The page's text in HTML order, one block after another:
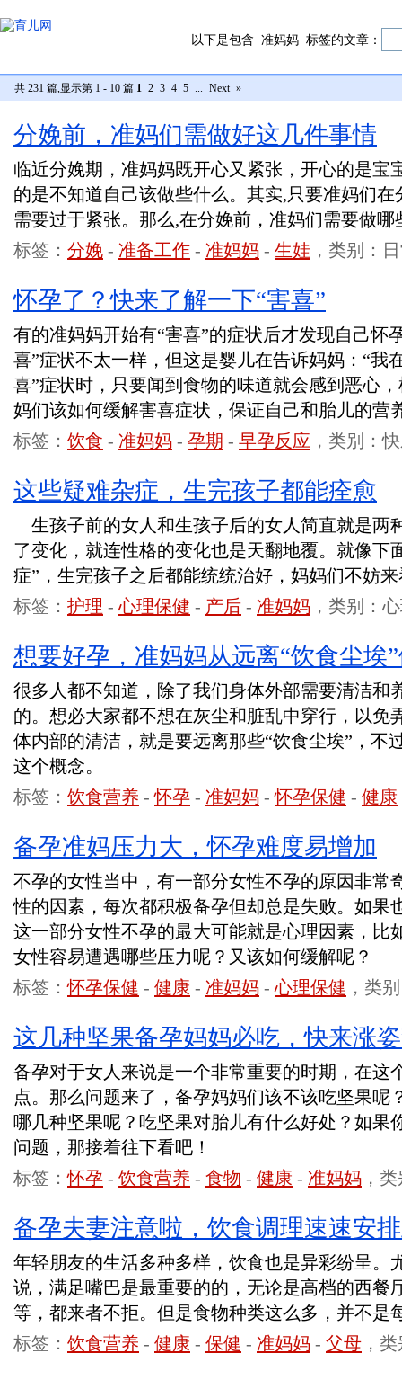
以下是包含 准妈妈 标签的文章：
共 231 篇,显示第 1 - 10 篇 1 2 3 4 5 ... Next »
分娩前，准妈们需做好这几件事情
临近分娩期，准妈妈既开心又紧张，开心的是宝
的是不知道自己该做些什么。其实,只要准妈们
需要过于紧张。那么,在分娩前，准妈们需要做
标签： 分娩 - 准备工作 - 准妈妈 - 生娃 ，类别：
怀孕了？快来了解一下“害喜”
有的准妈妈开始有“害喜”的症状后才发现自己怀
喜”症状不太一样，但这是婴儿在告诉妈妈：“我
喜”症状时，只要闻到食物的味道就会感到恶心
妈们该如何缓解害喜症状，保证自己和胎儿的营
标签： 饮食 - 准妈妈 - 孕期 - 早孕反应 ，类别：
这些疑难杂症，生完孩子都能痊愈
生孩子前的女人和生孩子后的女人简直就是两
了变化，就连性格的变化也是天翻地覆。就像下
症”，生完孩子之后都能统统治好，妈妈们不妨
标签： 护理 -心理保健 - 产后 - 准妈妈 ，类别：
想要好孕，准妈妈从远离“饮食尘埃
很多人都不知道，除了我们身体外部需要清洁和
的。想必大家都不想在灰尘和脏乱中穿行，以免
体内部的清洁，就是要远离那些“饮食尘埃”，不
这个概念。
标签： 饮食营养 -怀孕 - 准妈妈 -怀孕保健 - 健康
备孕准妈压力大，怀孕难度易增加
不孕的女性当中，有一部分女性不孕的原因非常
性的因素，每次都积极备孕但却总是失败。如果
这一部分女性不孕的最大可能就是心理因素，比
女性容易遭遇哪些压力呢？又该如何缓解呢？
标签：怀孕保健 - 健康 - 准妈妈 -心理保健 ，类
这几种坚果备孕妈妈必吃，快来涨
备孕对于女人来说是一个非常重要的时期，在这
点。那么问题来了，备孕妈妈们该不该吃坚果呢
哪几种坚果呢？吃坚果对胎儿有什么好处？如果
问题，那接着往下看吧！
标签：怀孕 - 饮食营养 - 食物 - 健康 - 准妈妈 ，
备孕夫妻注意啦，饮食调理速速安
年轻朋友的生活多种多样，饮食也是异彩纷呈。
说，满足嘴巴是最重要的的，无论是高档的西餐
等，都来者不拒。但是食物种类这么多，并不是
标签： 饮食营养 - 健康 - 保健 - 准妈妈 - 父母 ，